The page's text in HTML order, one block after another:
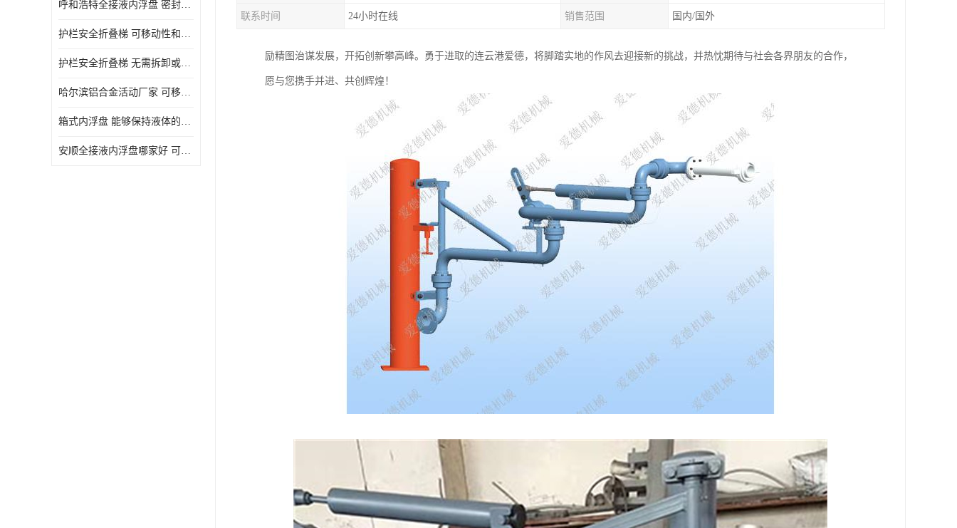
呼和浩特全接液内浮盘 密封性能好 有效保护液体质量
护栏安全折叠梯 可移动性和安全性较高 占用空间小
护栏安全折叠梯 无需拆卸或重新安装 占用空间小
哈尔滨铝合金活动厂家 可移动性和安全性较高 占用空间小
箱式内浮盘 能够保持液体的密闭状态 适用于多种液体储存和运输
安顺全接液内浮盘哪家好 可以自动上下浮动 密封性能好
联系时间 24小时在线 销售范围 国内/国外
励精图治谋发展，开拓创新攀高峰。勇于进取的连云港爱德，将脚踏实地的作风去迎接新的挑战，并热忱期待与社会各界朋友的合作，
愿与您携手并进、共创辉煌！